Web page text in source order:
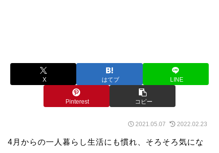
X はてブ LINE
Pinterest コピー
2021.05.07 2022.02.23
4月からの一人暮らし生活にも慣れ、そろそろ気にな